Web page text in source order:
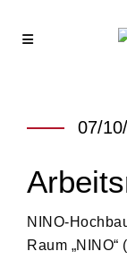
07/
NINO-
Raum „NINO“